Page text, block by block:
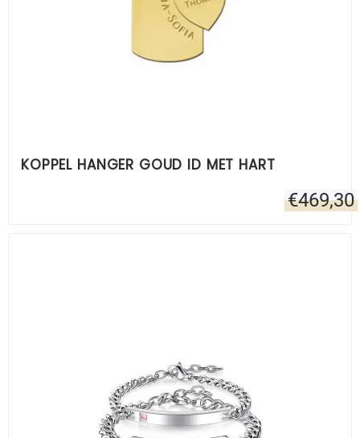
KOPPEL HANGER GOUD ID MET HART
€469,30